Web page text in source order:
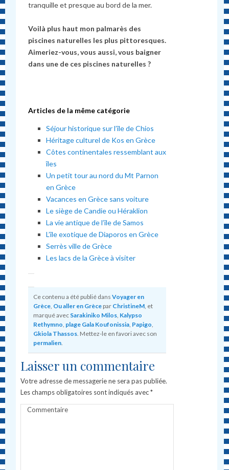
tranquille et presque au bord de la mer.
Voilà plus haut mon palmarès des
piscines naturelles les plus pittoresques.
Aimeriez-vous, vous aussi, vous baigner
dans une de ces piscines naturelles ?
Articles de la même catégorie
Séjour historique sur l’île de Chios
Héritage culturel de Kos en Grèce
Côtes continentales ressemblant aux
îles
Un petit tour au nord du Mt Parnon
en Grèce
Vacances en Grèce sans voiture
Le siège de Candie ou Héraklion
La vie antique de l’île de Samos
L’île exotique de Diaporos en Grèce
Serrès ville de Grèce
Les lacs de la Grèce à visiter
Ce contenu a été publié dansVoyager en
Grèce Ou aller en Grèce par ChristineM , et
marqué avec Sarakiniko Milos Kalypso
Rethymno plage Gala Koufonissia Papigo
Gkiola Thassos . Mettez-le en favori avec son
permalien
Laisser un commentaire
Votre adresse de messagerie ne sera pas publiée.
Les champs obligatoires sont indiqués avec*
Commentaire